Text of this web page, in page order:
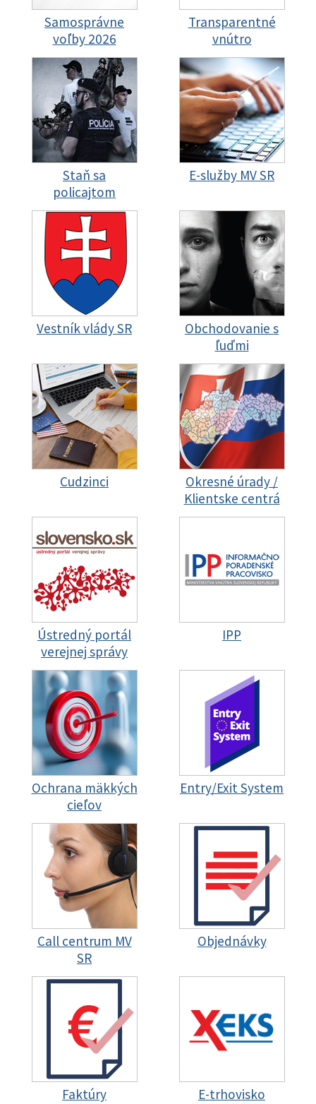
Samosprávne
voľby 2026
Transparentné
vnútro
Staň sa
policajtom
E-služby MV SR
Vestník vlády SR
Obchodovanie s
ľuďmi
Cudzinci
Okresné úrady /
Klientske centrá
Ústredný portál
verejnej správy
IPP
Ochrana mäkkých
cieľov
Entry/Exit System
Call centrum MV
SR
Objednávky
Faktúry E-trhovisko